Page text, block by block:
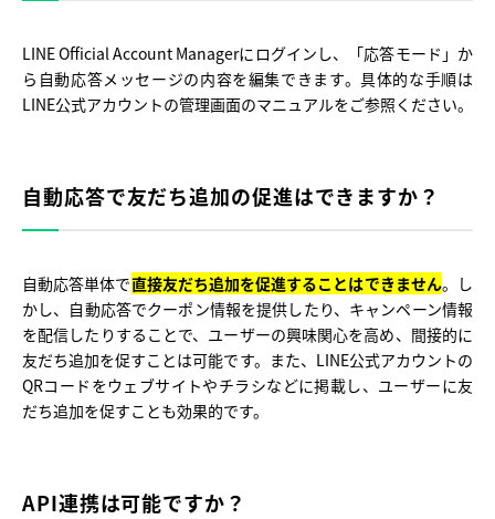
LINE Official Account Managerにログインし、「応答モード」か
ら自動応答メッセージの内容を編集できます。具体的な手順は
LINE公式アカウントの管理画面のマニュアルをご参照ください。
自動応答で友だち追加の促進はできますか？
自動応答単体で直接友だち追加を促進することはできません。し
かし、自動応答でクーポン情報を提供したり、キャンペーン情報
を配信したりすることで、ユーザーの興味関心を高め、間接的に
友だち追加を促すことは可能です。また、LINE公式アカウントの
QRコードをウェブサイトやチラシなどに掲載し、ユーザーに友
だち追加を促すことも効果的です。
API連携は可能ですか？